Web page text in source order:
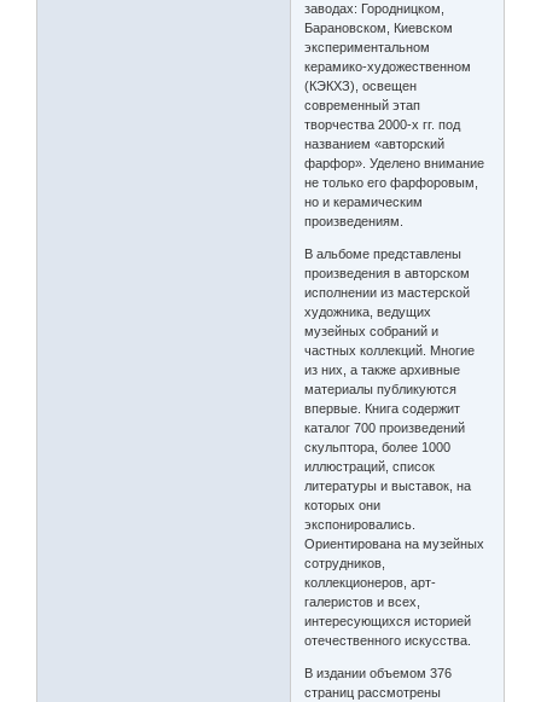
заводах: Городницком,
Барановском, Киевском
экспериментальном
керамико-художественном
(КЭКХЗ), освещен
современный этап
творчества 2000-х гг. под
названием «авторский
фарфор». Уделено внимание
не только его фарфоровым,
но и керамическим
произведениям.
В альбоме представлены
произведения в авторском
исполнении из мастерской
художника, ведущих
музейных собраний и
частных коллекций. Многие
из них, а также архивные
материалы публикуются
впервые. Книга содержит
каталог 700 произведений
скульптора, более 1000
иллюстраций, список
литературы и выставок, на
которых они
экспонировались.
Ориентирована на музейных
сотрудников,
коллекционеров, арт-
галеристов и всех,
интересующихся историей
отечественного искусства.
В издании объемом 376
страниц рассмотрены